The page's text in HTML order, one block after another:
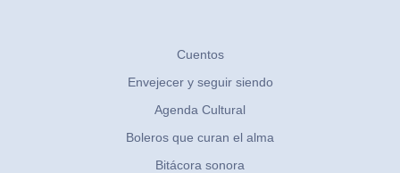
Cuentos
Envejecer y seguir siendo
Agenda Cultural
Boleros que curan el alma
Bitácora sonora